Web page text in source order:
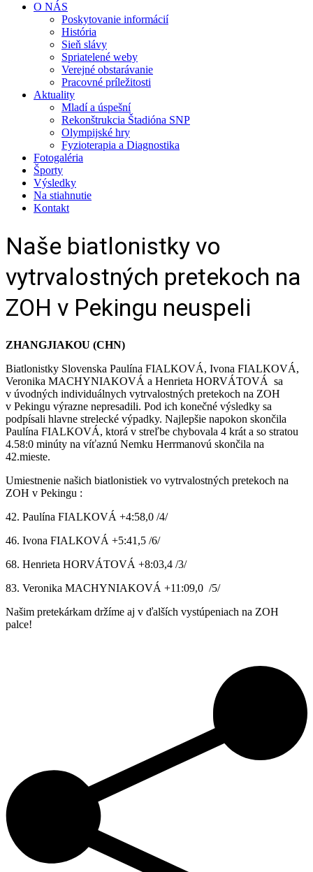
O NÁS
Poskytovanie informácií
História
Sieň slávy
Spriatelené weby
Verejné obstarávanie
Pracovné príležitosti
Aktuality
Mladí a úspešní
Rekonštrukcia Štadióna SNP
Olympijské hry
Fyzioterapia a Diagnostika
Fotogaléria
Športy
Výsledky
Na stiahnutie
Kontakt
Naše biatlonistky vo
vytrvalostných pretekoch na
ZOH v Pekingu neuspeli
ZHANGJIAKOU (CHN)
Biatlonistky Slovenska Paulína FIALKOVÁ, Ivona FIALKOVÁ,
Veronika MACHYNIAKOVÁ a Henrieta HORVÁTOVÁ sa
v úvodných individuálnych vytrvalostných pretekoch na ZOH
v Pekingu výrazne nepresadili. Pod ich konečné výsledky sa
podpísali hlavne strelecké výpadky. Najlepšie napokon skončila
Paulína FIALKOVÁ, ktorá v streľbe chybovala 4 krát a so stratou
4.58:0 minúty na víťaznú Nemku Herrmanovú skončila na
42.mieste.
Umiestnenie našich biatlonistiek vo vytrvalostných pretekoch na
ZOH v Pekingu :
42. Paulína FIALKOVÁ +4:58,0 /4/
46. Ivona FIALKOVÁ +5:41,5 /6/
68. Henrieta HORVÁTOVÁ +8:03,4 /3/
83. Veronika MACHYNIAKOVÁ +11:09,0 /5/
Našim pretekárkam držíme aj v ďalších vystúpeniach na ZOH
palce!